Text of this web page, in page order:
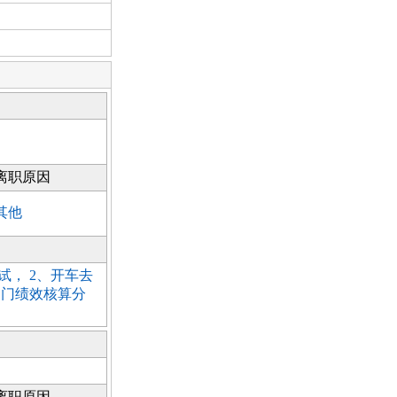
职原因
他
， 2、开车去
绩效核算分